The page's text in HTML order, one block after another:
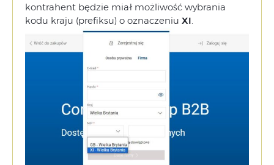
kontrahent będzie miał możliwość wybrania
kodu kraju (prefiksu) o oznaczeniu XI.